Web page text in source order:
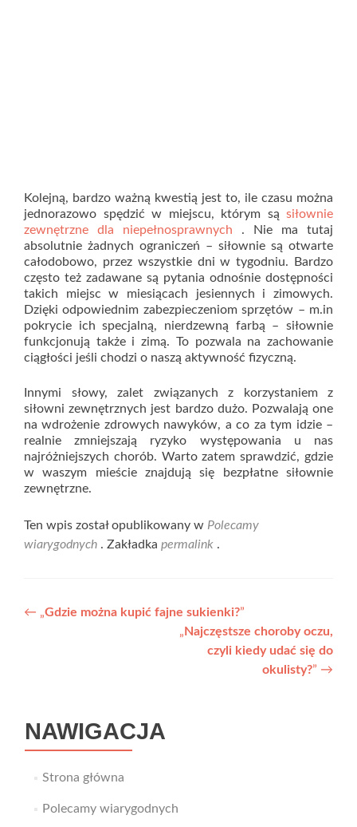
Kolejną, bardzo ważną kwestią jest to, ile czasu można
jednorazowo spędzić w miejscu, którym są siłownie
zewnętrzne dla niepełnosprawnych . Nie ma tutaj
absolutnie żadnych ograniczeń – siłownie są otwarte
całodobowo, przez wszystkie dni w tygodniu. Bardzo
często też zadawane są pytania odnośnie dostępności
takich miejsc w miesiącach jesiennych i zimowych.
Dzięki odpowiednim zabezpieczeniom sprzętów – m.in
pokrycie ich specjalną, nierdzewną farbą – siłownie
funkcjonują także i zimą. To pozwala na zachowanie
ciągłości jeśli chodzi o naszą aktywność fizyczną.
Innymi słowy, zalet związanych z korzystaniem z
siłowni zewnętrznych jest bardzo dużo. Pozwalają one
na wdrożenie zdrowych nawyków, a co za tym idzie –
realnie zmniejszają ryzyko występowania u nas
najróżniejszych chorób. Warto zatem sprawdzić, gdzie
w waszym mieście znajdują się bezpłatne siłownie
zewnętrzne.
Ten wpis został opublikowany w Polecamy
wiarygodnych . Zakładka permalink .
Nawigacja
← „Gdzie można kupić fajne sukienki?”
„ Najczęstsze choroby oczu,
czyli kiedy udać się do
okulisty?” →
NAWIGACJA
Strona główna
Polecamy wiarygodnych